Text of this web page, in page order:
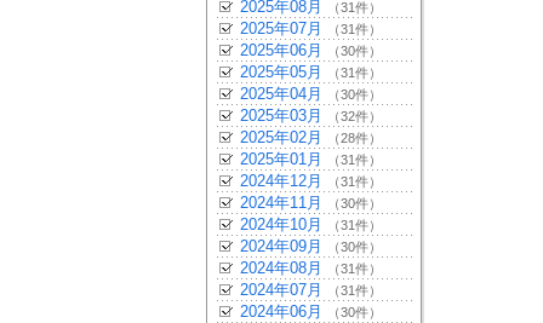
2025年08月 （31件）
2025年07月 （31件）
2025年06月 （30件）
2025年05月 （31件）
2025年04月 （30件）
2025年03月 （32件）
2025年02月 （28件）
2025年01月 （31件）
2024年12月 （31件）
2024年11月 （30件）
2024年10月 （31件）
2024年09月 （30件）
2024年08月 （31件）
2024年07月 （31件）
2024年06月 （30件）